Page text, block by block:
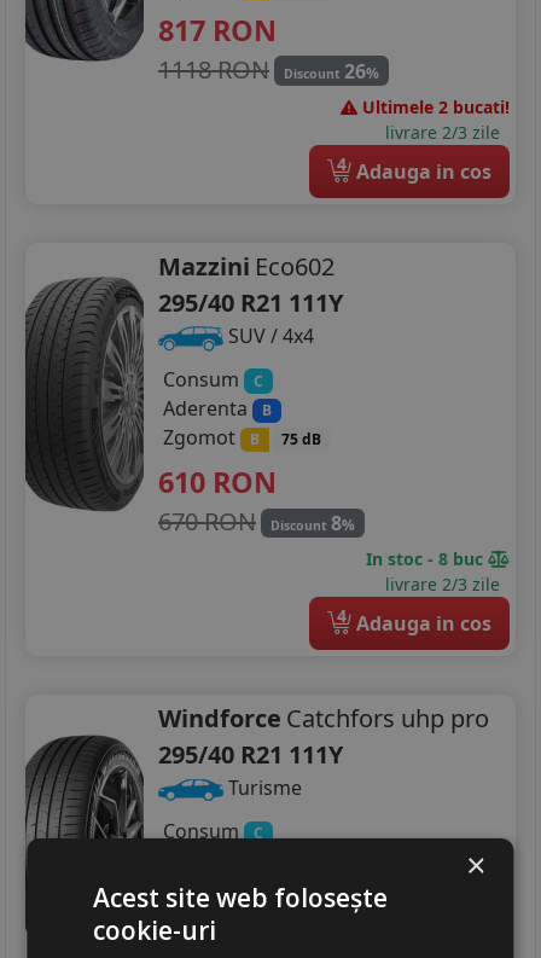
817 RON
1118 RON Discount 26%
Ultimele 2 bucati!
livrare 2/3 zile
4 Adauga in cos
Mazzini Eco602
295/40 R21 111Y
SUV / 4x4
Consum
C
Aderenta B
Zgomot B 75 dB
610 RON
670 RON Discount 8%
In stoc - 8 buc
livrare 2/3 zile
4 Adauga in cos
Windforce Catchfors uhp pro
295/40 R21 111Y
Turisme
Consum
C
Zgomot B 73 dB
965RON
×
Acest site web folosește
cookie-uri